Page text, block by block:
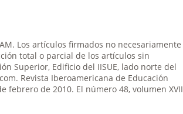
Los artículos firmados no necesariamente
total o parcial de los artículos sin
Superior, Edificio del IISUE, lado norte del
Revista Iberoamericana de Educación
de 2010. El número 48, volumen XVII